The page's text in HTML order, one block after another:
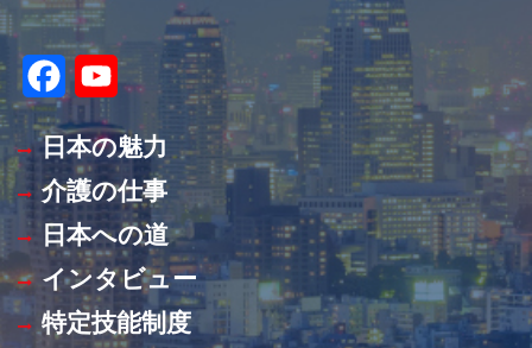
F
a
c
e
b
o
o
u
T
u
b
e
日本の魅力
介護の仕事
日本への道
インタビュー
特定技能制度